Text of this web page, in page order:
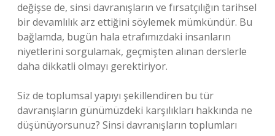
değişse de, sinsi davranışların ve fırsatçılığın tarihsel
bir devamlılık arz ettiğini söylemek mümkündür. Bu
bağlamda, bugün hala etrafımızdaki insanların
niyetlerini sorgulamak, geçmişten alınan derslerle
daha dikkatli olmayı gerektiriyor.
Siz de toplumsal yapıyı şekillendiren bu tür
davranışların günümüzdeki karşılıkları hakkında ne
düşünüyorsunuz? Sinsi davranışların toplumları